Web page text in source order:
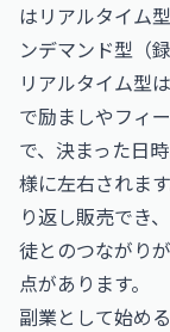
はリアルタイム
ンデマンド型（
リアルタイム型
で励ましやフィ
で、決まった日
様に左右されま
り返し販売でき
徒とのつながり
点があります。
副業として始め